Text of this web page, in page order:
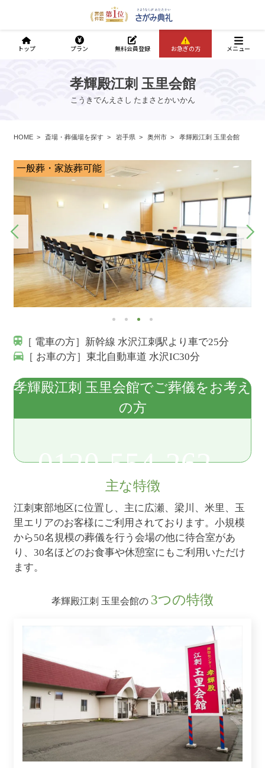
孝輝殿江刺 玉里会館
こうきでんえさし たまさとかいかん
HOME 斎場・葬儀場を探す 岩手県 奥州市 孝輝殿江刺 玉里会館
一般葬・家族葬可能
［ 電車の方］新幹線 水沢江刺駅より車で25分
［ お車の方］東北自動車道 水沢IC30分
孝輝殿江刺 玉里会館でご葬儀をお考え
の方
0120-554-262
主な特徴
江刺東部地区に位置し、主に広瀬、梁川、米里、玉
里エリアのお客様にご利用されております。小規模
から50名規模の葬儀を行う会場の他に待合室があ
り、30名ほどのお食事や休憩室にもご利用いただけ
ます。
孝輝殿江刺 玉里会館の 3つの特徴
トップ プラン 無料会員登録 お急ぎの方 メニュー